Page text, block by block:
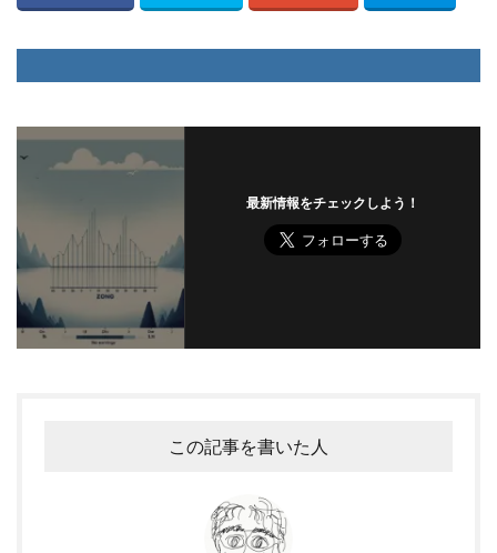
最新情報をチェックしよう！
この記事を書いた人